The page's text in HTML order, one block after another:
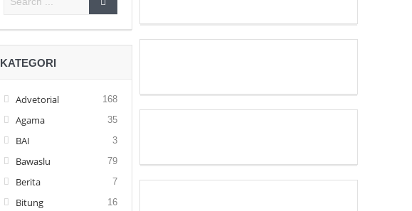
KATEGORI
Advetorial 168
Agama 35
BAI 3
Bawaslu 79
Berita 7
Bitung 16